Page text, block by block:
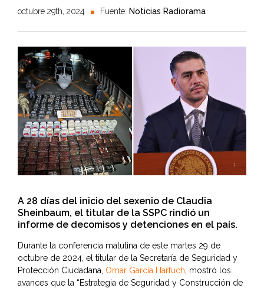
octubre 29th, 2024 Fuente: Noticias Radiorama
A 28 días del inicio del sexenio de Claudia
Sheinbaum, el titular de la SSPC rindió un
informe de decomisos y detenciones en el país.
Durante la conferencia matutina de este martes 29 de
octubre de 2024, el titular de la Secretaría de Seguridad y
Protección Ciudadana, Omar García Harfuch, mostró los
avances que la “Estrategia de Seguridad y Construcción de